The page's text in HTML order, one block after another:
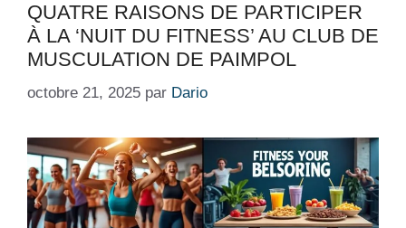
QUATRE RAISONS DE PARTICIPER
À LA ‘NUIT DU FITNESS’ AU CLUB DE
MUSCULATION DE PAIMPOL
octobre 21, 2025 par Dario